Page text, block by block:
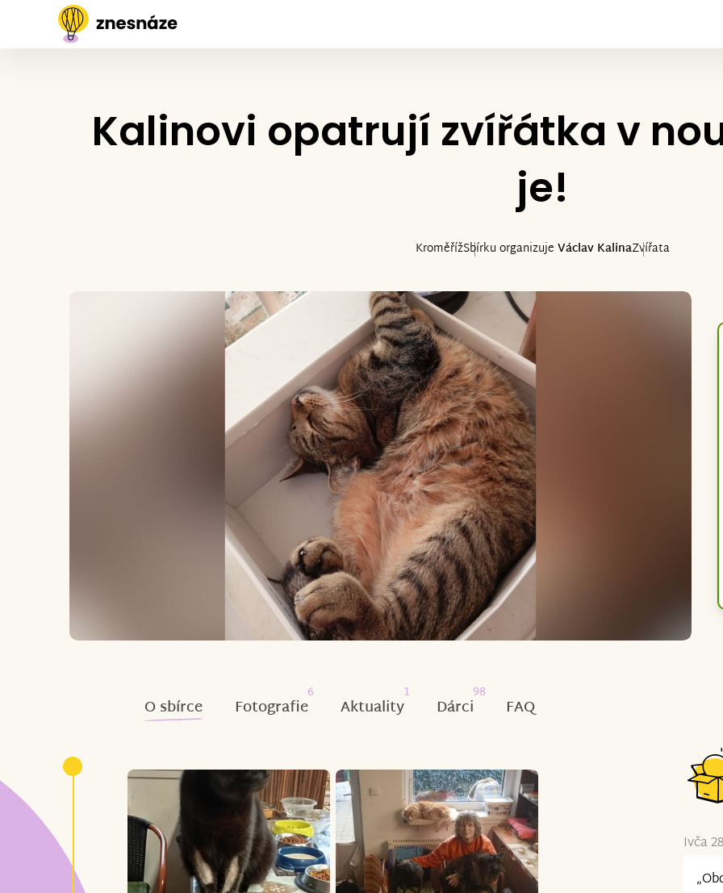
Kalinovi opatrují zvířátka v
je!
KroměřížSbírku organizuje Václav KalinaZvířata
O sbírce Fotografie
6
Aktuality
1
Dárci
98
FAQ
Ivča